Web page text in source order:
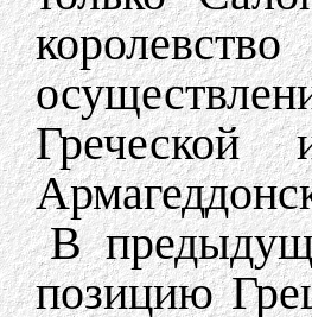
В
позицию